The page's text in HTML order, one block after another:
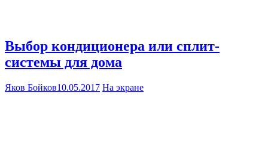
Выбор кондиционера или сплит-
системы для дома
Яков Бойков10.05.2017 На экране